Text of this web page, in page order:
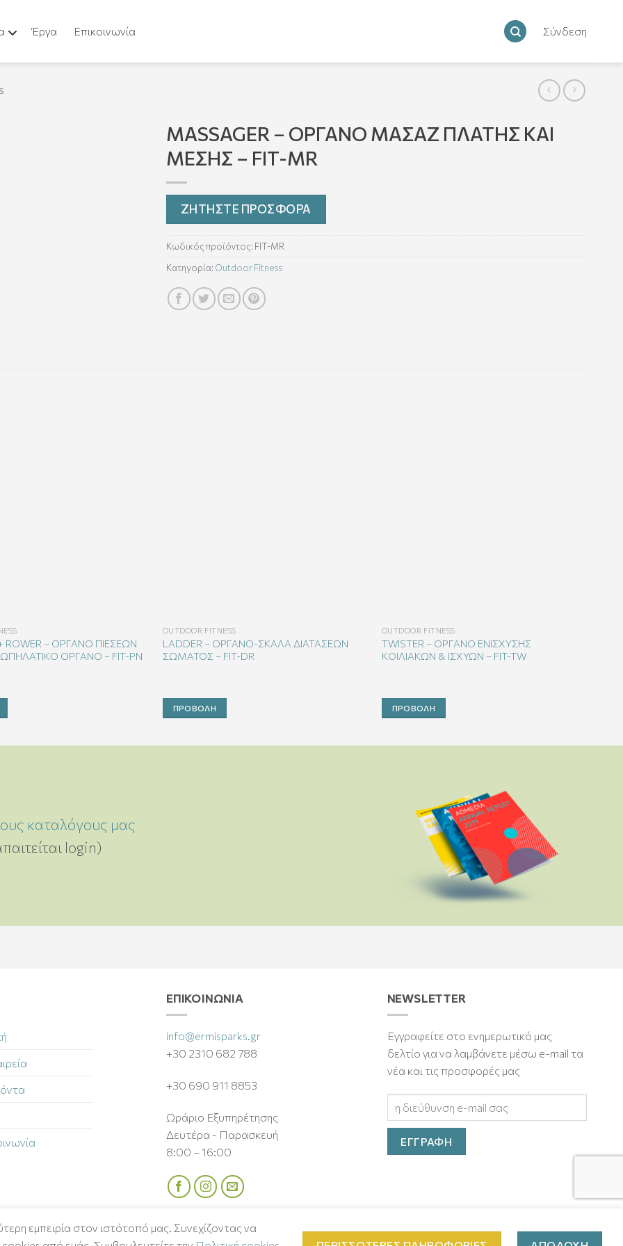
Έργα Επικοινωνία Σύνδεση
MASSAGER – ΟΡΓΑΝΟ ΜΑΣΑΖ ΠΛΑΤΗΣ ΚΑΙ
ΜΕΣΗΣ – FIT-MR
ΖΗΤΗΣΤΕ ΠΡΟΣΦΟΡΑ
Κωδικός προϊόντος: FIT-MR
Κατηγορία: Outdoor Fitness
+ ROWER – ΟΡΓΑΝΟ ΠΙΕΣΕΩΝ
ΟΡΓΑΝΟ – FIT-PN
OUTDOOR FITNESS
LADDER – ΟΡΓΑΝΟ-ΣΚΑΛΑ ΔΙΑΤΑΣΕΩΝ
ΣΩΜΑΤΟΣ – FIT-DR
ΠΡΟΒΟΛΉ
OUTDOOR FITNESS
TWISTER – ΟΡΓΑΝΟ ΕΝΙΣΧΥΣΗΣ
ΚΟΙΛΙΑΚΩΝ & ΙΣΧΥΩΝ – FIT-TW
ΠΡΟΒΟΛΉ
καταλόγους μας
login)
ΕΠΙΚΟΙΝΩΝΊΑ
info@ermisparks.gr
+30 2310 682 788
+30 690 911 8853
Ωράριο Εξυπηρέτησης
Δευτέρα - Παρασκευή
8:00 – 16:00
NEWSLETTER
Εγγραφείτε στο ενημερωτικό μας
δελτίο για να λαμβάνετε μέσω e-mail τα
νέα και τις προσφορές μας
ΌΡΟΙ & ΠΡΟΫΠΟΘΈΣΕΙΣ ΠΟΛΙΤΙΚΉ ΑΠΟΡΡΉΤΟΥ
εμπειρία στον ιστότοπό μας. Συνεχίζοντας να